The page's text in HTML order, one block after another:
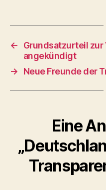
←
Grundsatzurteil
angekündigt
→
Neue Freunde der
Eine